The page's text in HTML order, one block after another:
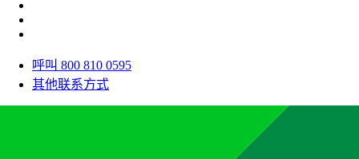
呼叫 800 810 0595
其他联系方式